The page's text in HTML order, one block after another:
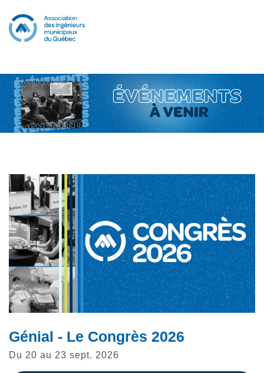
Génial - Le Congrès 2026
Du 20 au 23 sept. 2026